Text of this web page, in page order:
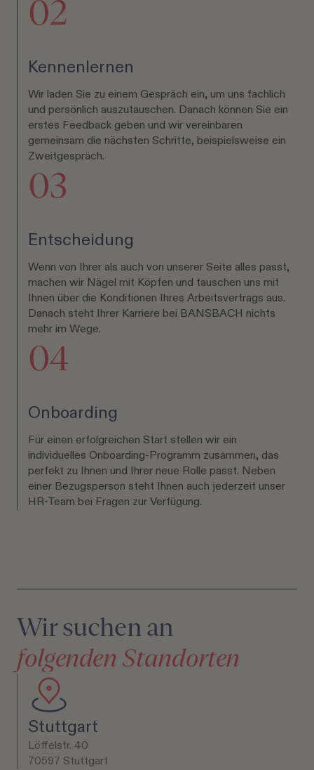
02
Kennenlernen
Wir laden Sie zu einem Gespräch ein, um uns fachlich
und persönlich auszutauschen. Danach können Sie ein
erstes Feedback geben und wir vereinbaren
gemeinsam die nächsten Schritte, beispielsweise ein
Zweitgespräch.
03
Entscheidung
Wenn von Ihrer als auch von unserer Seite alles passt,
machen wir Nägel mit Köpfen und tauschen uns mit
Ihnen über die Konditionen Ihres Arbeitsvertrags aus.
Danach steht Ihrer Karriere bei BANSBACH nichts
mehr im Wege.
04
Onboarding
Für einen erfolgreichen Start stellen wir ein
individuelles Onboarding-Programm zusammen, das
perfekt zu Ihnen und Ihrer neue Rolle passt. Neben
einer Bezugsperson steht Ihnen auch jederzeit unser
HR-Team bei Fragen zur Verfügung.
Wir suchen an
folgenden Standorten
Stuttgart
Löffelstr. 40
70597 Stuttgart